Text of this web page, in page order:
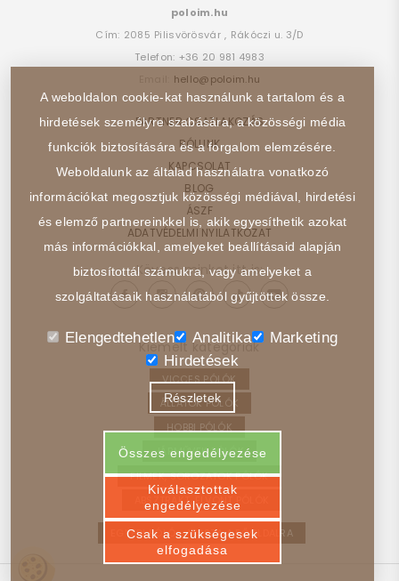
poloim.hu
Cím: 2085 Pilisvörösvár , Rákóczi u. 3/D
Telefon: +36 20 981 4983
hello@poloim.hu
PARTNER CSATLAKOZÁS
RÓLUNK
KAPCSOLAT
BLOG
ÁSZF
ADATVÉDELMI NYILATKOZAT
Kövess minket itt is:
Kiemelt kategóriák
VICCES PÓLÓK
ÁLLATOK PÓLÓK
HOBBI PÓLÓK
JÁRMŰVEK PÓLÓK
FILMEK, SOROZATOK PÓLÓK
ABSZTRAKT, ELVONT PÓLÓK
EGYEDI PÓLÓ – VISSZA A FŐOLDALRA
A weboldalon cookie-kat használunk a tartalom és a
hirdetések személyre szabására, a közösségi média
funkciók biztosítására és a forgalom elemzésére.
Weboldalunk az általad használatra vonatkozó
információkat megosztjuk közösségi médiával, hirdetési
és elemző partnereinkkel is, akik egyesíthetik azokat
más információkkal, amelyeket beállításaid alapján
biztosítottál számukra, vagy amelyeket a
szolgáltatásaik használatából gyűjtöttek össze.
Elengedtehetlen Analitika
Marketing
Hirdetések
Részletek
Összes engedélyezése
Kiválasztottak
engedélyezése
Csak a szükségesek
elfogadása